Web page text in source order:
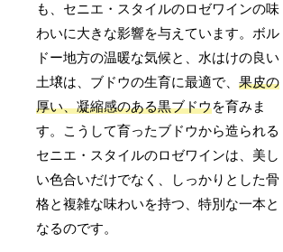
も、セニエ・スタイルのロゼワインの味
わいに大きな影響を与えています。ボル
ドー地方の温暖な気候と、水はけの良い
土壌は、ブドウの生育に最適で、果皮の
厚い、凝縮感のある黒ブドウを育みま
す。こうして育ったブドウから造られる
セニエ・スタイルのロゼワインは、美し
い色合いだけでなく、しっかりとした骨
格と複雑な味わいを持つ、特別な一本と
なるのです。